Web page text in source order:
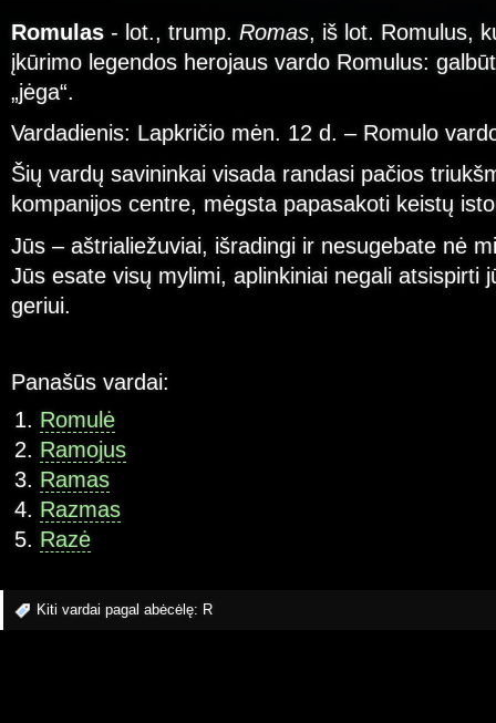
Romulas - lot., trump. Romas, iš lot. Romulus,
įkūrimo legendos herojaus vardo Romulus:
„jėga“.
Vardadienis: Lapkričio mėn. 12 d. – Romulo
Šių vardų savininkai visada randasi pačios
kompanijos centre, mėgsta papasakoti keistų
Jūs – aštrialiežuviai, išradingi ir nesugebate nė
Jūs esate visų mylimi, aplinkiniai negali atsispirti
geriui.
Panašūs vardai:
Romulė
Ramojus
Ramas
Razmas
Razė
Kiti vardai pagal abėcėlę: R